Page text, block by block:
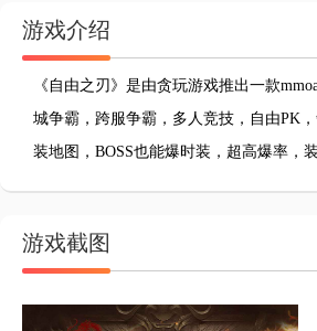
游戏介绍
《自由之刃》是由贪玩游戏推出一款
城争霸，跨服争霸，多人竞技，自由PK
装地图，BOSS也能爆时装，超高爆率，
游戏截图